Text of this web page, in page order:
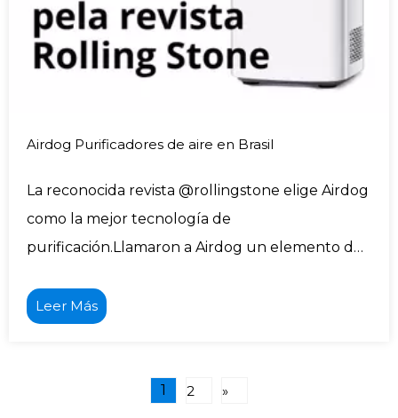
Airdog Purificadores de aire en Brasil
La reconocida revista @rollingstone elige Airdog
como la mejor tecnología de
purificación.Llamaron a Airdog un elemento de
Leer Más
1 2 »